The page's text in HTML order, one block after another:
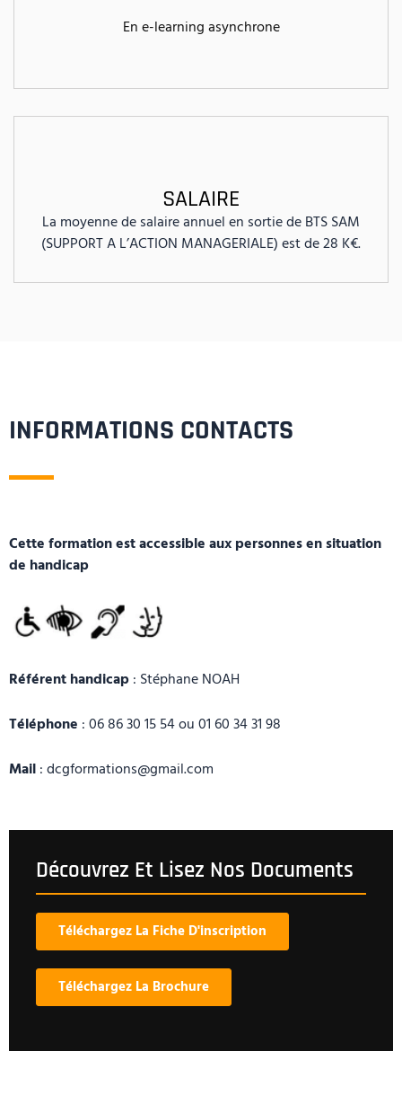
En e-learning asynchrone
SALAIRE
La moyenne de salaire annuel en sortie de BTS SAM
(SUPPORT A L’ACTION MANAGERIALE) est de 28 K€.
INFORMATIONS CONTACTS
Cette formation est accessible aux personnes en situation
de handicap
Référent handicap: Stéphane NOAH
Téléphone : 06 86 30 15 54 ou 01 60 34 31 98
Mail: dcgformations@gmail.com
Découvrez Et Lisez Nos Documents
Téléchargez La Fiche D'inscription
Téléchargez La Brochure